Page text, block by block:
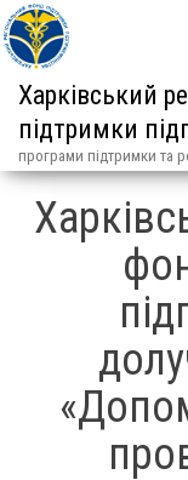
Харківський
підтримки
програми підтримки та